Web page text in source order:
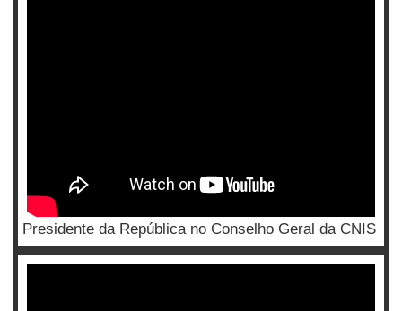
Presidente da República no Conselho Geral da CNIS